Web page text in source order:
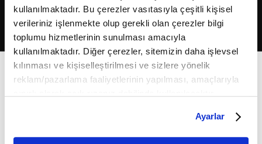
kullanılmaktadır. Bu çerezler vasıtasıyla çeşitli kişisel
verileriniz işlenmekte olup gerekli olan çerezler bilgi
toplumu hizmetlerinin sunulması amacıyla
kullanılmaktadır. Diğer çerezler, sitemizin daha işlevsel
kılınması ve kişiselleştirilmesi ve sizlere yönelik
reklam/pazarlama faaliyetlerinin yapılması, amaçlarıyla
belirleyebilirsiniz. Çerezlere ilişkin detaylı bilgi için
Ayarlar butonuna tıklayabilir,Çerez Bilgilendirme
Ayarlar